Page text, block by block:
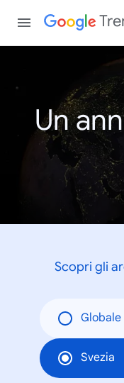
Un
Scopri gli
Globale
Svezia